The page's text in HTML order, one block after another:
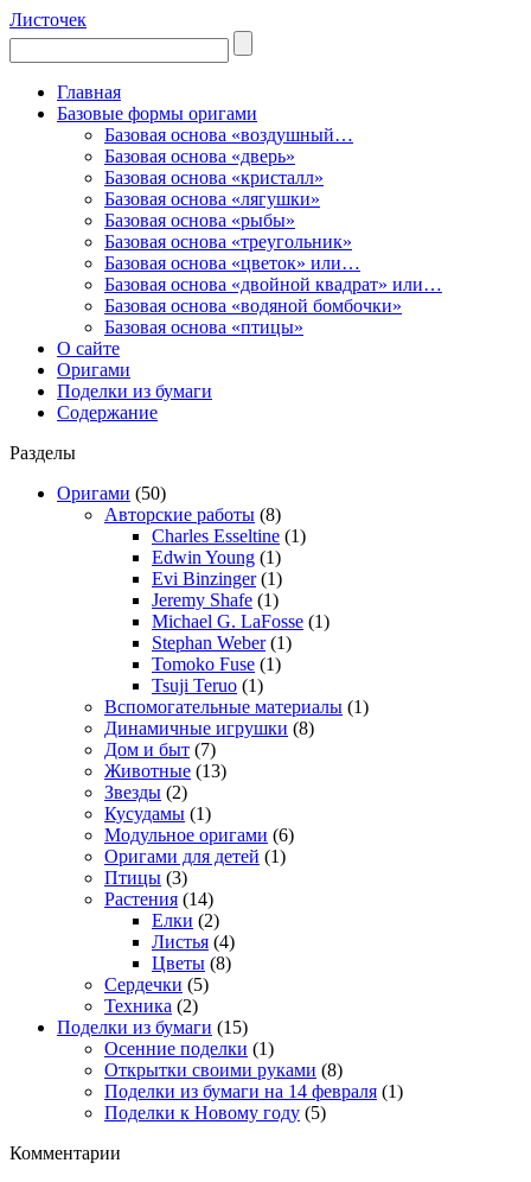
Листочек
Главная
Базовые формы оригами
Базовая основа «воздушный…
Базовая основа «дверь»
Базовая основа «кристалл»
Базовая основа «лягушки»
Базовая основа «рыбы»
Базовая основа «треугольник»
Базовая основа «цветок» или…
Базовая основа «двойной квадрат» или…
Базовая основа «водяной бомбочки»
Базовая основа «птицы»
О сайте
Оригами
Поделки из бумаги
Содержание
Разделы
Оригами (50)
Авторские работы (8)
Charles Esseltine (1)
Edwin Young (1)
Evi Binzinger(1)
Jeremy Shafe (1)
Michael G. LaFosse (1)
Stephan Weber(1)
Tomoko Fuse (1)
Tsuji Teruo (1)
Вспомогательные материалы (1)
Динамичные игрушки (8)
Дом и быт (7)
Животные (13)
Звезды (2)
Кусудамы (1)
Модульное оригами (6)
Оригами для детей (1)
Птицы (3)
Растения (14)
Елки (2)
Листья (4)
Цветы (8)
Сердечки (5)
Техника (2)
Поделки из бумаги (15)
Осенние поделки (1)
Открытки своими руками (8)
Поделки из бумаги на 14 февраля (1)
Поделки к Новому году (5)
Комментарии